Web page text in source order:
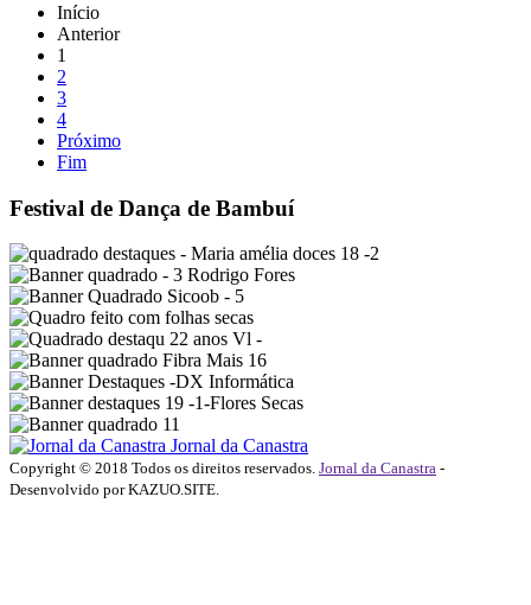
Início
Anterior
1
2
3
4
Próximo
Fim
Festival de Dança de Bambuí
Jornal da Canastra
Copyright © 2018 Todos os direitos reservados. Jornal da Canastra -
Desenvolvido por KAZUO.SITE.